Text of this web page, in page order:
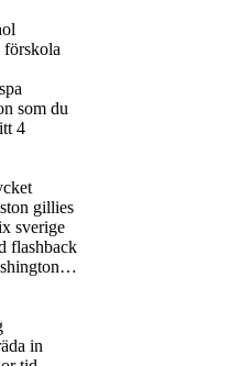
förskola
som du
4
gillies
sverige
flashback
in